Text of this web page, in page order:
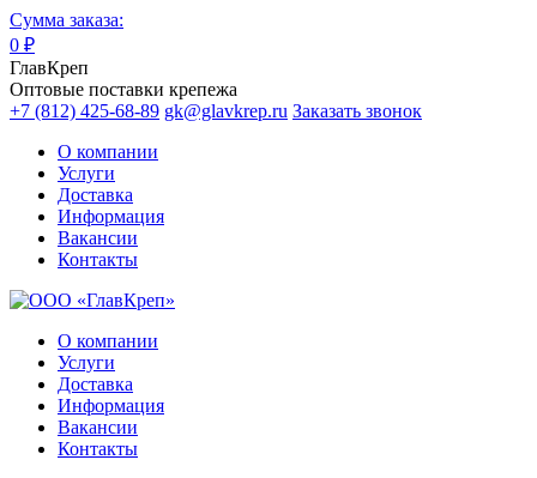
Сумма заказа:
0 ₽
ГлавКреп
Оптовые поставки крепежа
+7 (812) 425-68-89 gk@glavkrep.ru Заказать звонок
О компании
Услуги
Доставка
Информация
Вакансии
Контакты
О компании
Услуги
Доставка
Информация
Вакансии
Контакты